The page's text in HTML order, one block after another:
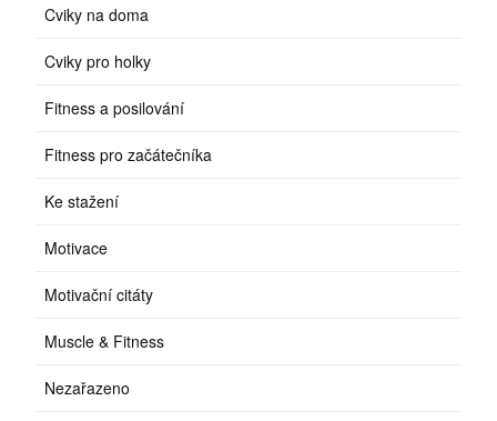
Cviky na doma
Cviky pro holky
Fitness a posilování
Fitness pro začátečníka
Ke stažení
Motivace
Motivační citáty
Muscle & Fitness
Nezařazeno